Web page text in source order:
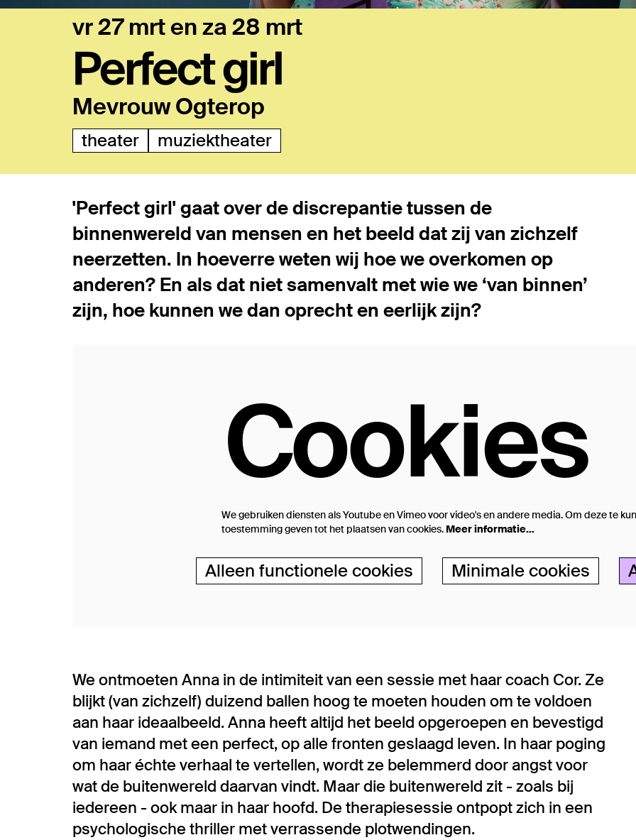
Perfect girl
Mevrouw Ogterop
vr 27 mrtenza 28 mrt
theater muziektheater
'Perfect girl' gaat over de discrepantie tussen de
binnenwereld van mensen en het beeld dat zij van zichzelf
neerzetten. In hoeverre weten wij hoe we overkomen op
anderen? En als dat niet samenvalt met wie we ‘van binnen’
zijn, hoe kunnen we dan oprecht en eerlijk zijn?
Cookies
We gebruiken diensten als Youtube en Vimeo voor video's en andere media. Om deze te
toestemming geven tot het plaatsen van cookies. Meer informatie…
Alleen functionele cookies Minimale cookies
We ontmoeten Anna in de intimiteit van een sessie met haar coach Cor. Ze
blijkt (van zichzelf) duizend ballen hoog te moeten houden om te voldoen
aan haar ideaalbeeld. Anna heeft altijd het beeld opgeroepen en bevestigd
van iemand met een perfect, op alle fronten geslaagd leven. In haar poging
om haar échte verhaal te vertellen, wordt ze belemmerd door angst voor
wat de buitenwereld daarvan vindt. Maar die buitenwereld zit - zoals bij
iedereen - ook maar in haar hoofd. De therapiesessie ontpopt zich in een
psychologische thriller met verrassende plotwendingen.